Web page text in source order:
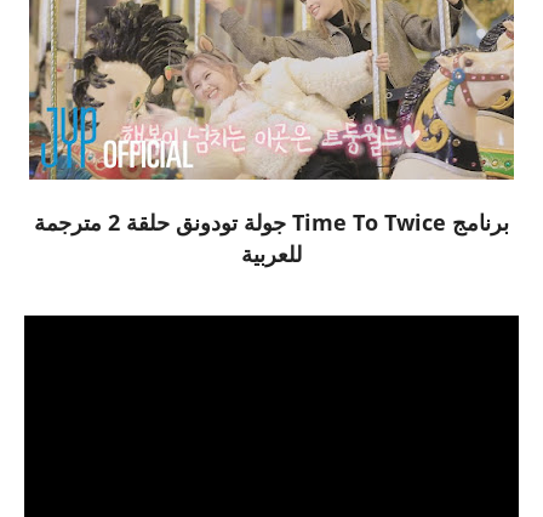
برنامج Time To Twice جولة تودونق حلقة 2 مترجمة
للعربية